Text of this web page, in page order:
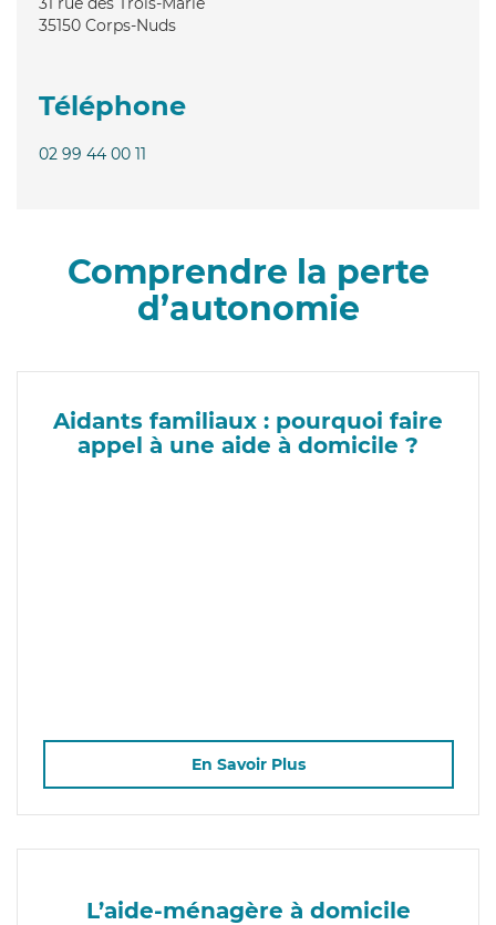
35150 Corps-Nuds
Téléphone
02 99 44 00 11
Comprendre la perte
d’autonomie
Aidants familiaux : pourquoi faire
appel à une aide à domicile ?
En Savoir Plus
L’aide-ménagère à domicile